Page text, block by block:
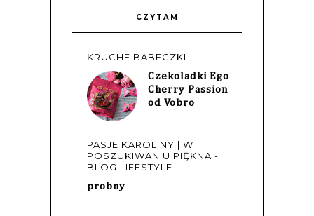
CZYTAM
KRUCHE BABECZKI
Czekoladki Ego
Cherry Passion
od Vobro
PASJE KAROLINY | W
POSZUKIWANIU PIĘKNA -
BLOG LIFESTYLE
probny